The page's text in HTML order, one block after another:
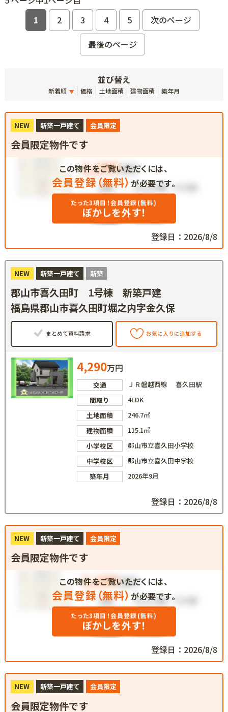
1
2 3 4 5
次のページ
最後のページ
並び替え
新着順 価格 土地面積 建物面積 築年月
NEW 新築一戸建て 会員限定
会員限定物件です
この物件をご覧いただくには、
会員登録（無料） が必要です。
たった3項目！会員登録(無料)
ぼかしを外す！
登録日：2026/8/8
NEW 新築一戸建て 新築
郡山市喜久田町 1号棟 新築戸建
福島県郡山市喜久田町堀之内字金久保
まとめて資料請求 お気に入りに追加する
4,290万円
交通
ＪＲ磐越西線 喜久田駅
間取り
4LDK
土地面積
246.7㎡
建物面積
115.1㎡
小学校区
郡山市立喜久田小学校
中学校区
郡山市立喜久田中学校
築年月
2026年9月
登録日：2026/8/8
NEW 新築一戸建て 会員限定
会員限定物件です
この物件をご覧いただくには、
会員登録（無料） が必要です。
たった3項目！会員登録(無料)
ぼかしを外す！
登録日：2026/8/8
NEW 新築一戸建て 会員限定
会員限定物件です